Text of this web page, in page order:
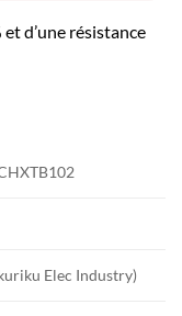
d’une résistance
Elec Industry)